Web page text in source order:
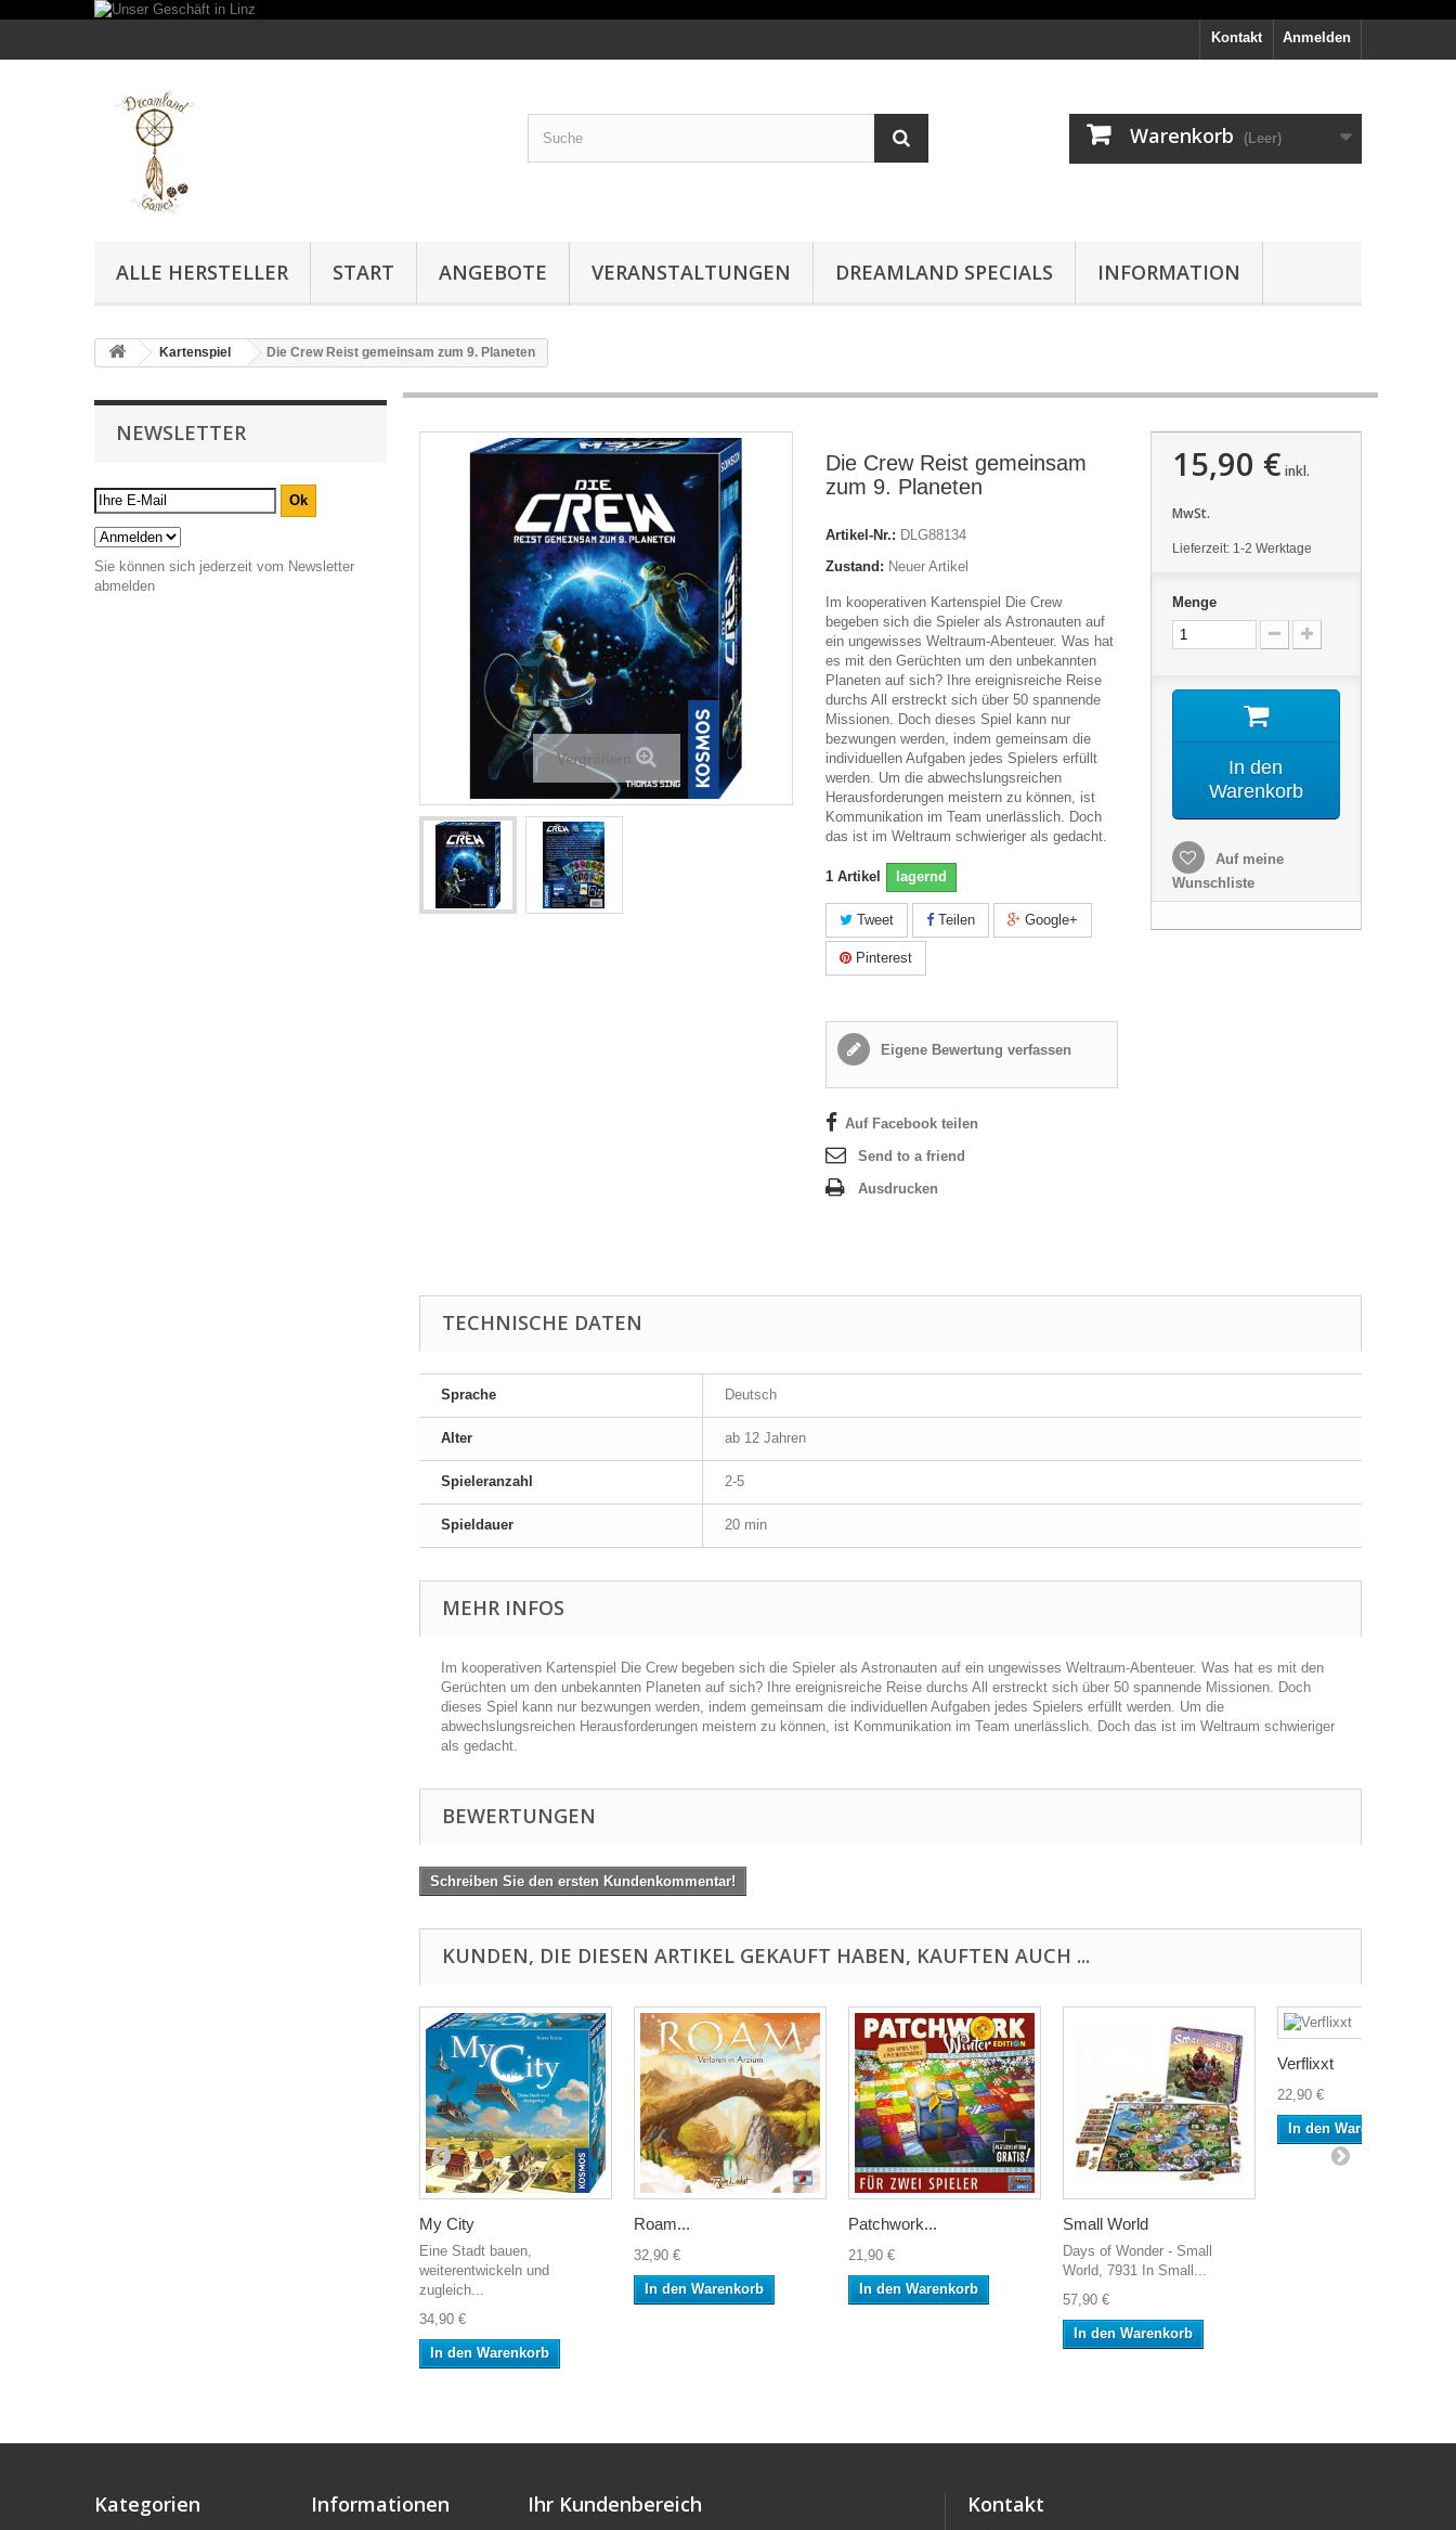
Anmelden
Kontakt
Warenkorb (Leer)
ALLE HERSTELLER START ANGEBOTE VERANSTALTUNGEN DREAMLAND SPECIALS INFORMATION
Kartenspiel Die Crew Reist gemeinsam zum 9. Planeten
NEWSLETTER
Sie können sich jederzeit vom Newsletter
abmelden
Vergrößern
Die Crew Reist gemeinsam
zum 9. Planeten
Artikel-Nr.: DLG88134
Zustand: Neuer Artikel
Im kooperativen Kartenspiel Die Crew
begeben sich die Spieler als Astronauten auf
ein ungewisses Weltraum-Abenteuer. Was hat
es mit den Gerüchten um den unbekannten
Planeten auf sich? Ihre ereignisreiche Reise
durchs All erstreckt sich über 50 spannende
Missionen. Doch dieses Spiel kann nur
bezwungen werden, indem gemeinsam die
individuellen Aufgaben jedes Spielers erfüllt
werden. Um die abwechslungsreichen
Herausforderungen meistern zu können, ist
Kommunikation im Team unerlässlich. Doch
das ist im Weltraum schwieriger als gedacht.
1 Artikel lagernd
Tweet Teilen Google+
Pinterest
Eigene Bewertung verfassen
Auf Facebook teilen
Send to a friend
Ausdrucken
15,90 € inkl.
MwSt.
Lieferzeit: 1-2 Werktage
Menge
In den
Warenkorb
Auf meine
Wunschliste
TECHNISCHE DATEN
Sprache Deutsch
Alter ab 12 Jahren
Spieleranzahl 2-5
Spieldauer 20 min
MEHR INFOS
Im kooperativen Kartenspiel Die Crew begeben sich die Spieler als Astronauten auf ein ungewisses Weltraum-Abenteuer. Was hat es mit den
Gerüchten um den unbekannten Planeten auf sich? Ihre ereignisreiche Reise durchs All erstreckt sich über 50 spannende Missionen. Doch
dieses Spiel kann nur bezwungen werden, indem gemeinsam die individuellen Aufgaben jedes Spielers erfüllt werden. Um die
abwechslungsreichen Herausforderungen meistern zu können, ist Kommunikation im Team unerlässlich. Doch das ist im Weltraum schwieriger
als gedacht.
BEWERTUNGEN
Schreiben Sie den ersten Kundenkommentar!
KUNDEN, DIE DIESEN ARTIKEL GEKAUFT HABEN, KAUFTEN AUCH ...
My City
Eine Stadt bauen,
weiterentwickeln und
zugleich...
34,90 €
In den Warenkorb
Roam...
32,90 €
In den Warenkorb
Patchwork...
21,90 €
In den Warenkorb
Small World
Days of Wonder - Small
World, 7931 In Small...
57,90 €
In den Warenkorb
Verflixxt
22,90 €
In den Warenkorb
Kategorien Informationen Ihr Kundenbereich Kontakt